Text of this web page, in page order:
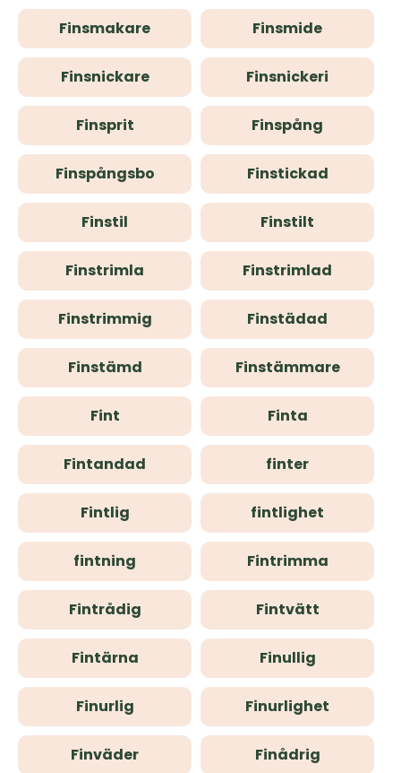
Finsmakare Finsmide
Finsnickare Finsnickeri
Finsprit Finspång
Finspångsbo Finstickad
Finstil Finstilt
Finstrimla Finstrimlad
Finstrimmig Finstädad
Finstämd Finstämmare
Fint Finta
Fintandad finter
Fintlig fintlighet
fintning Fintrimma
Fintrådig Fintvätt
Fintärna Finullig
Finurlig Finurlighet
Finväder Finådrig